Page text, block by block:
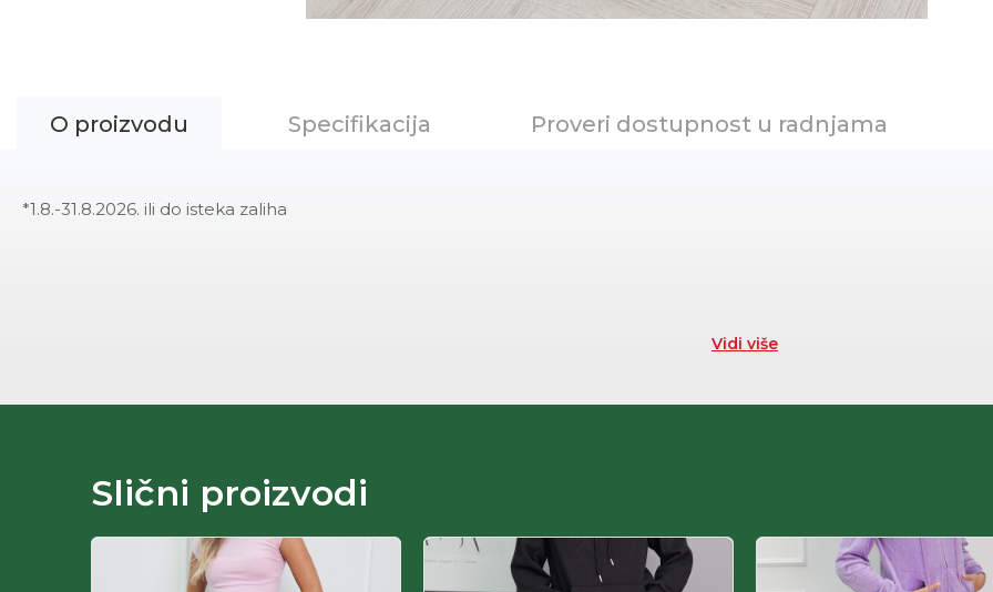
O proizvodu Specifikacija Proveri dostupnost u radnjama
*1.8.-31.8.2026. ili do isteka zaliha
Vidi više
Slični proizvodi